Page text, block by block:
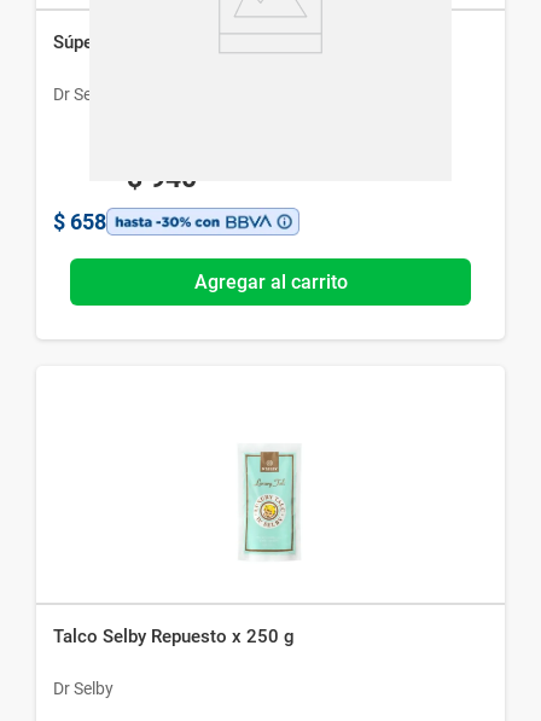
Súper Sérum Dr.Selby Vitamina C x 30 ml
Dr Selby
$ 940
$ 658
Agregar al carrito
Talco Selby Repuesto x 250 g
Dr Selby